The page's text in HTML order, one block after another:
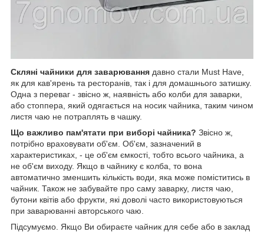
Скляні чайники для заварювання давно стали Must Have,
як для кав'ярень та ресторанів, так і для домашнього затишку.
Одна з переваг - звісно ж, наявність або колби для заварки,
або стоппера, який одягається на носик чайника, таким чином
листя чаю не потраплять в чашку.
Що важливо пам'ятати при виборі чайника? Звісно ж,
потрібно враховувати об'єм. Об'єм, зазначений в
характеристиках, - це об'єм ємкості, тобто всього чайника, а
не об'єм виходу. Якщо в чайнику є колба, то вона
автоматично зменшить кількість води, яка може поміститись в
чайник. Також не забувайте про саму заварку, листя чаю,
бутони квітів або фрукти, які доволі часто використовуються
при заварюванні авторського чаю.
Підсумуємо. Якщо Ви обираєте чайник для себе або в заклад